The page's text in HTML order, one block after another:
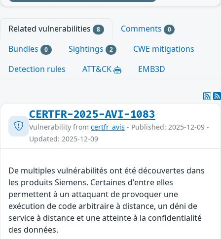
Related vulnerabilities 8 Comments 0
Bundles 0 Sightings 2
CWE mitigations
Detection rules
ATT&CK EMB3D
CERTFR-2025-AVI-1083
Vulnerability from certfr_avis - Published: 2025-12-09 -
Updated: 2025-12-09
De multiples vulnérabilités ont été découvertes dans
les produits Siemens. Certaines d'entre elles
permettent à un attaquant de provoquer une
exécution de code arbitraire à distance, un déni de
service à distance et une atteinte à la confidentialité
des données.